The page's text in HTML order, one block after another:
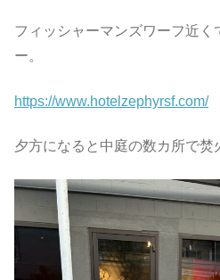
フィッシャーマンズワーフ近く
ー。
https://www.hotelzephyrsf.com/
夕方になると中庭の数カ所で焚